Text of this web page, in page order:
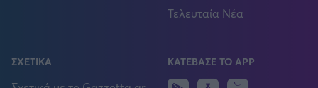
Τελευταία Νέα
ΣΧΕΤΙΚΑ ΚΑΤΕΒΑΣΕ ΤΟ APP